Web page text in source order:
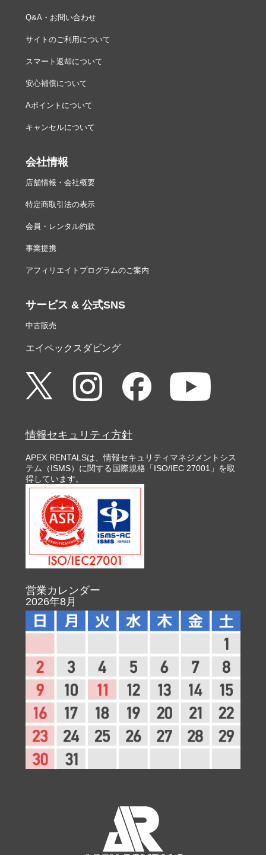
Q&A・お問い合わせ
サイトのご利用について
スマート返却について
安心補償について
Aポイントについて
キャンセルについて
会社情報
店舗情報・会社概要
特定商取引法の表示
会員・レンタル約款
事業提携
アフィリエイトプログラムのご案内
サービス & 公式SNS
中古販売
エイペックスダビング
情報セキュリティ方針
APEX RENTALSは、情報セキュリティマネジメントシス
テム（ISMS）に関する国際規格「ISO/IEC 27001」を取
得しています。
営業カレンダー
2026年8月